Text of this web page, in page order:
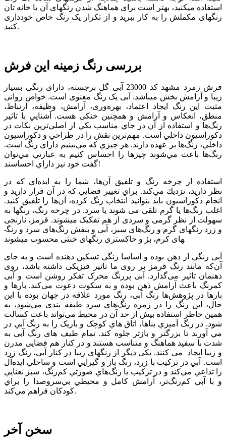
استفاده می­کنید، بهتر است برای هماهنگ شدن رنگ­های آن با خانه­ تان
رنگ­های مکملش را به کار ببرید و از تکرار یک رنگ خاص خودداری
کنید.
بررسی رنگ زمینه این فرش
فرش زمرد مشهد کد 23000 آبی گل برجسته، دارای رنگی بسیار
زیبا و آرامش بخش می­باشد. آبی یک رنگ معنوی است. خواص روانی
مثبت این رنگ ایجاد اعتماد، بهره‌وری، آرامش، وظیفه، ارتباط،
منطق، انعکاس و آرامش و همچنین خنکی هست. آشنايي با تاثير
رنگ‌ها و استفاده از آن‌ در جاي مناسب يكي از اصلي‌ترين نكات در
دكوراسيون داخلي است. مهم‌ترين نقش را در طراحي و دكوراسيون
داخلي، رنگ‌ها بر عهده دارند. هر چيزي كه مي‌بينيم داراي رنگ است.
رنگ‌ها باعث مي‌شوند چيزها را احساس كنيم به عبارتي مي‌توان
گفت خود نيز داراي احساسند!
استفاده از چرخه رنگ و تلفيق آن‌ها، شما را به ايده‌اي كه در
نظر داريد، نزديك مي‌كند. براي تغيير فضايي كه در آن قرار داريد و
انجام دكوراسيون بايد بتوانيد انتخاب رنگ كرده، آن‌ها را تلفيق كنيد.
اغلب رنگ‌ها يا گرم تلقی می شوند يا سرد. در چرخه رنگ، رنگ­ها به
سهولت از نظر گرمی و سردی از هم تفکيک می­شوند. قرمز، نارنجی
و زرد رنگ­های گرم و رنگ‌های سبز، آبی و بنفش رنگ‌های سرد و رنگ­
های کرم، بژ و خاکستری رنگهای خنثی محسوب می­شوند
آبی رنگی از ذهن بوده و اساسا رنگی تسکین دهنده است و به جای
آن‌که مانند رنگ قرمز بر روی ما تاثیر فیزیکی داشته باشد، روی
ذهنمان تاثیر می‌گذارد. آبی پررنگ محرک تفکر روشن است و آبی
کمرنگ باعث آرامش ذهن بوده و به سکوت دعوت می‌کند. بارها و
بارها در پژوهش‌ها رنگ آبی، رنگ مورد علاقه در جهان بوده با این
حال، این رنگ را در زمره رنگ‌های سرد طبقه بندی می‌شود، به
همین خاطر استفاده بیش از حد آن در محیط می‌تواند باعث کسالت
شود. در رنگ آميزي بناها، اتاق هاي کوچک و باريک را به رنگ آبي در
مي آورند تا بزرگتر و بازتر جلوه کند. تمام طیف های رنگ آبی به
شدت با سفید هماهنگ و متناسب هستند و در کنار هم فضایی مدرن
و زیبا ایجاد می کنند. یکی دیگر از رنگهای زیبا در کنار آبی، رنگ زرد
است. آبي در تركيب با زرد، رنگ باز و گيرايي است و ساحلي ايده‌آل
را تداعي مي‌كند و در تركيب با رنگ‌هاي صورتي كم‌رنگ، سبز نعنايي
و با آبي كم‌رنگ‌تر، آرامش ‌كامل و محيطي بي‌سروصدا را براي
كودكان فراهم مي‌كند.
سخن آخر